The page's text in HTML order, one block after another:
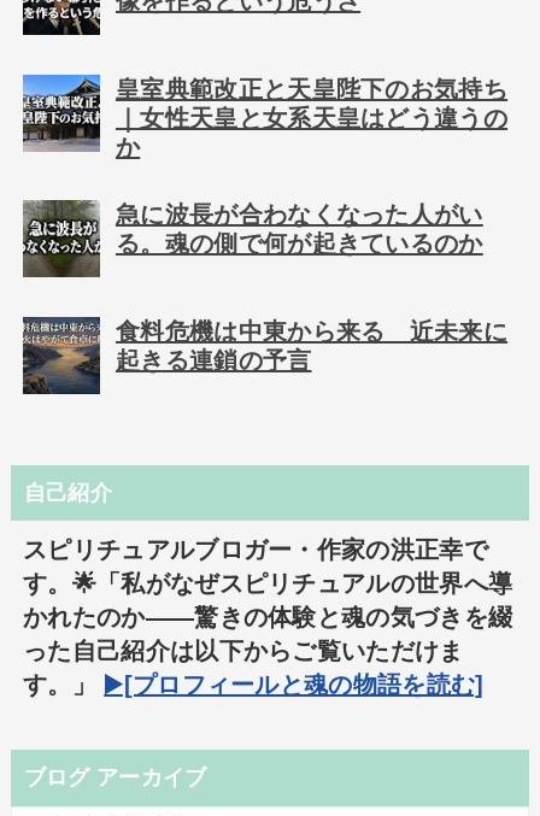
皇室典範改正と天皇陛下のお気持ち
｜女性天皇と女系天皇はどう違うの
か
急に波長が合わなくなった人がい
る。魂の側で何が起きているのか
食料危機は中東から来る 近未来に
起きる連鎖の予言
自己紹介
スピリチュアルブロガー・作家の洪正幸で
す。🌟「私がなぜスピリチュアルの世界へ導
かれたのか――驚きの体験と魂の気づきを綴
った自己紹介は以下からご覧いただけま
す。」
▶️[プロフィールと魂の物語を読む]
ブログ アーカイブ